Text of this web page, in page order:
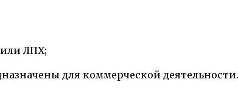
ЛПХ;
для коммерческой деятельности.